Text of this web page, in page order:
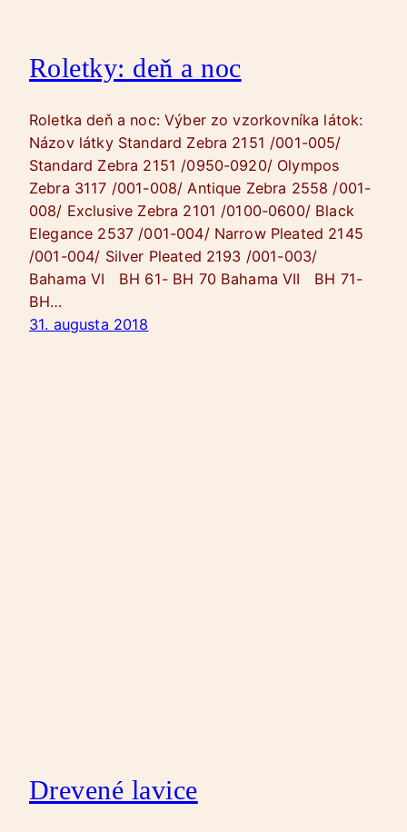
Roletky: deň a noc
Roletka deň a noc: Výber zo vzorkovníka látok:
Názov látky Standard Zebra 2151 /001-005/
Standard Zebra 2151 /0950-0920/ Olympos
Zebra 3117 /001-008/ Antique Zebra 2558 /001-
008/ Exclusive Zebra 2101 /0100-0600/ Black
Elegance 2537 /001-004/ Narrow Pleated 2145
/001-004/ Silver Pleated 2193 /001-003/
Bahama VI BH 61- BH 70 Bahama VII BH 71-
BH…
31. augusta 2018
Drevené lavice